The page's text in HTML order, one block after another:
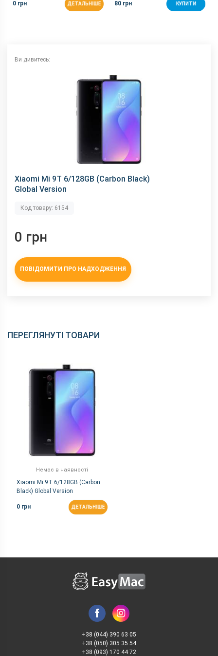
GPS є
Аудіороз'єм
Характеристики та комплектацію товару виробник може
змінити без повідомлення.
0 грн ДЕТАЛЬНІШЕ 80 грн КУПИТИ
Ви дивитесь:
Xiaomi Mi 9T 6/128GB (Carbon Black)
Global Version
Код товару: 6154
0 грн
ПОВІДОМИТИ ПРО НАДХОДЖЕННЯ
ПЕРЕГЛЯНУТІ ТОВАРИ
Немає в наявності
Xiaomi Mi 9T 6/128GB (Carbon
Black) Global Version
0 грн ДЕТАЛЬНІШЕ
+38 (044) 390 63 05
+38 (050) 305 35 54
+38 (093) 170 44 72